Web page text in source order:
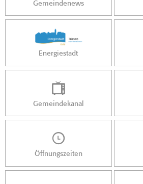
Gemeindenews
Energiestadt
Gemeindekanal
Öffnungszeiten